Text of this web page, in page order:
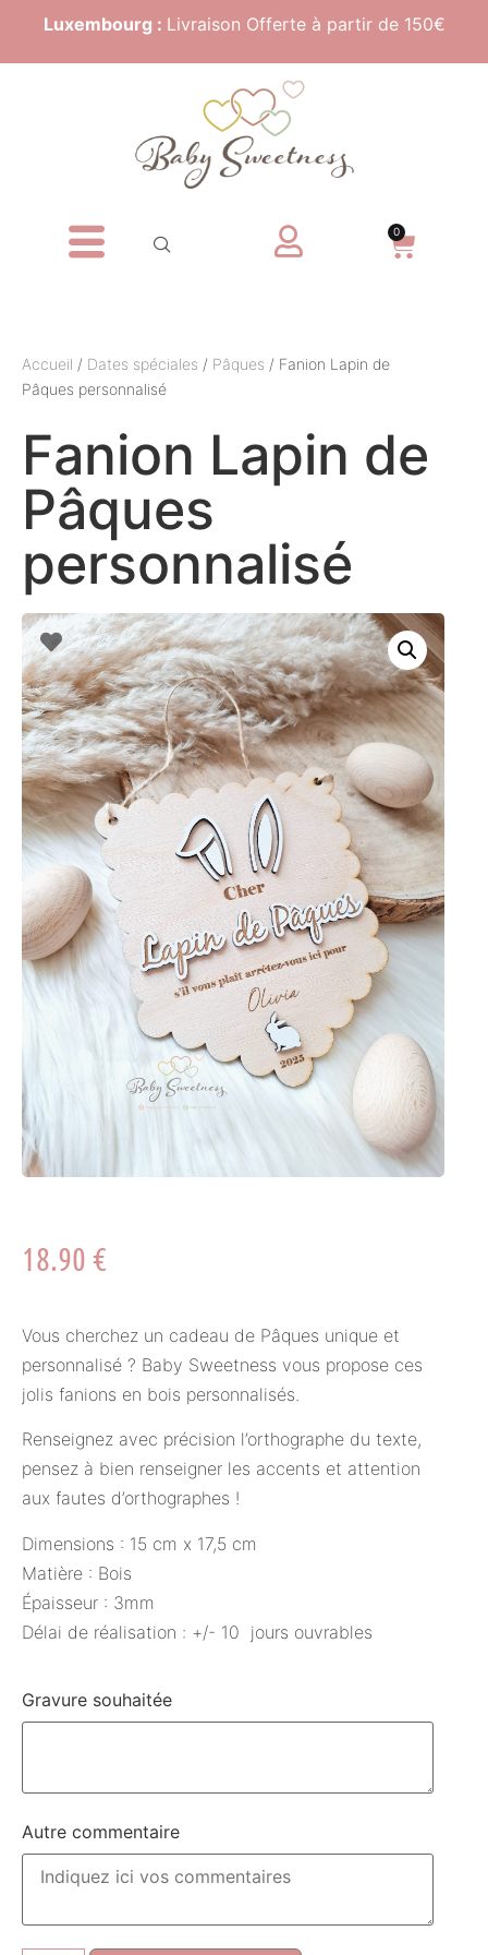
Luxembourg : Livraison Offerte à partir de 150€
0
Accueil / Dates spéciales / Pâques / Fanion Lapin de
Pâques personnalisé
Fanion Lapin de
Pâques
personnalisé
18.90 €
Vous cherchez un cadeau de Pâques unique et
personnalisé ? Baby Sweetness vous propose ces
jolis fanions en bois personnalisés.
Renseignez avec précision l’orthographe du texte,
pensez à bien renseigner les accents et attention
aux fautes d’orthographes !
Dimensions : 15 cm x 17,5 cm
Matière : Bois
Épaisseur : 3mm
Délai de réalisation : +/- 10 jours ouvrables
Gravure souhaitée
Autre commentaire